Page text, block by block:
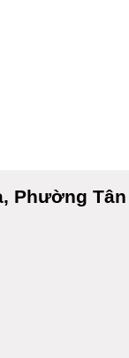
Phường